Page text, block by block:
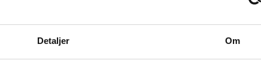
Detaljer Om